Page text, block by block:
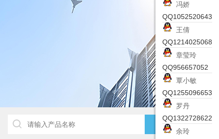
冯娇
QQ1052520643
王倩
QQ1214025068
章莹玲
QQ956657052
覃小敏
QQ1255096653
罗丹
QQ1322728622
余玲